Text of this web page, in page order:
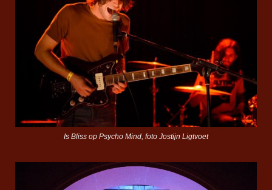
Is Bliss op Psycho Mind, foto Jostijn Ligtvoet